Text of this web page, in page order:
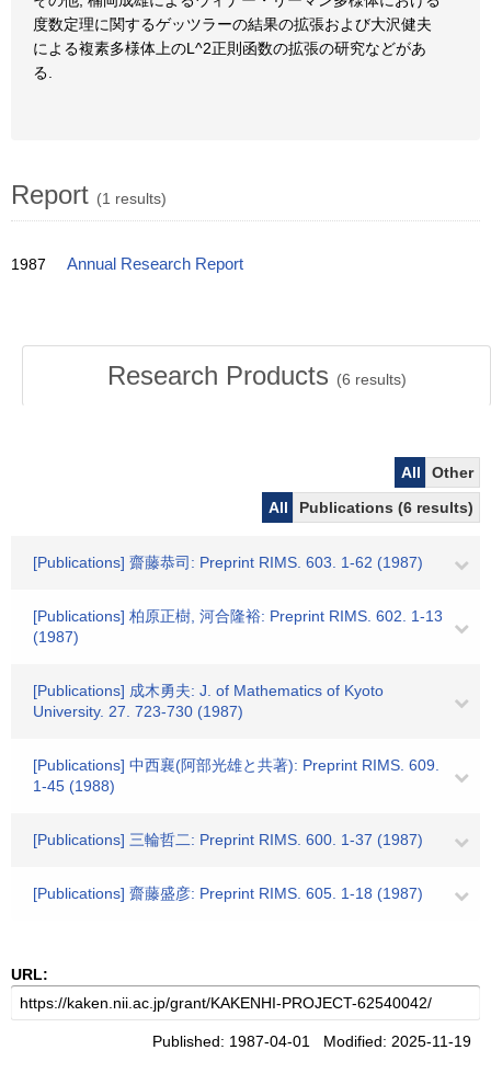
度数定理に関するゲッツラーの結果の拡張および大沢健夫
による複素多様体上のL^2正則函数の拡張の研究などがあ
る.
Report (1 results)
1987 Annual Research Report
Research Products (6 results)
All
Other
All
Publications (6 results)
[Publications] 齋藤恭司: Preprint RIMS. 603. 1-62 (1987)
[Publications] 柏原正樹, 河合隆裕: Preprint RIMS. 602. 1-13
(1987)
[Publications] 成木勇夫: J. of Mathematics of Kyoto
University. 27. 723-730 (1987)
[Publications] 中西襄(阿部光雄と共著): Preprint RIMS. 609.
1-45 (1988)
[Publications] 三輪哲二: Preprint RIMS. 600. 1-37 (1987)
[Publications] 齋藤盛彦: Preprint RIMS. 605. 1-18 (1987)
URL:
Published: 1987-04-01 Modified: 2025-11-19